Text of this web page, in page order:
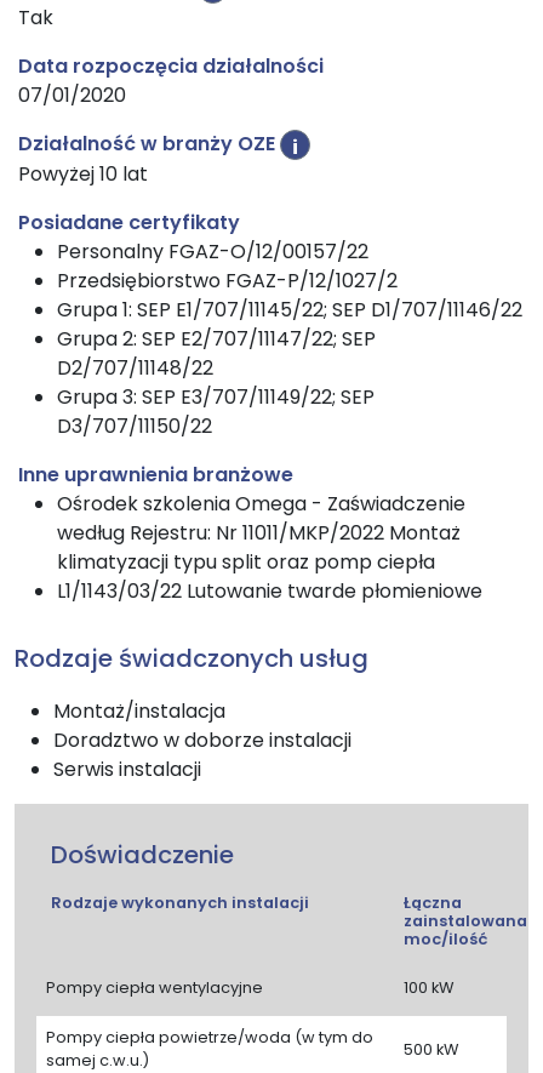
Tak
Data rozpoczęcia działalności
07/01/2020
Działalność w branży OZE
i
Powyżej 10 lat
Posiadane certyfikaty
Personalny FGAZ-O/12/00157/22
Przedsiębiorstwo FGAZ-P/12/1027/2
Grupa 1: SEP E1/707/11145/22; SEP D1/707/11146/22
Grupa 2: SEP E2/707/11147/22; SEP
D2/707/11148/22
Grupa 3: SEP E3/707/11149/22; SEP
D3/707/11150/22
Inne uprawnienia branżowe
Ośrodek szkolenia Omega - Zaświadczenie
według Rejestru: Nr 11011/MKP/2022 Montaż
klimatyzacji typu split oraz pomp ciepła
L1/1143/03/22 Lutowanie twarde płomieniowe
Rodzaje świadczonych usług
Montaż/instalacja
Doradztwo w doborze instalacji
Serwis instalacji
Doświadczenie
Rodzaje wykonanych instalacji
Łączna
zainstalowana
moc/ilość
Pompy ciepła wentylacyjne 100 kW
Pompy ciepła powietrze/woda (w tym do
samej c.w.u.)
500 kW